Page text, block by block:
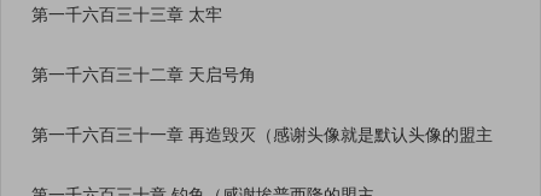
第一千六百三十三章 太牢
第一千六百三十二章 天启号角
第一千六百三十一章 再造毁灭（感谢头像就是默认头像的盟主